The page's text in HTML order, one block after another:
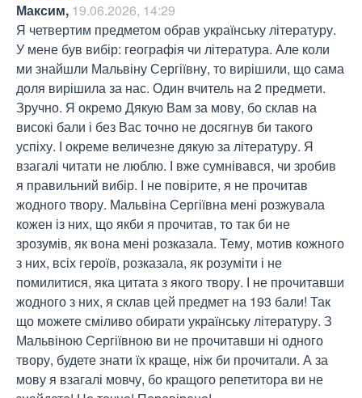
Максим, 19.06.2026, 14:29
Я четвертим предметом обрав українську літературу.
У мене був вибір: географія чи література. Але коли
ми знайшли Мальвіну Сергіївну, то вирішили, що сама
доля вирішила за нас. Один вчитель на 2 предмети.
Зручно. Я окремо Дякую Вам за мову, бо склав на
високі бали і без Вас точно не досягнув би такого
успіху. І окреме величезне дякую за літературу. Я
взагалі читати не люблю. І вже сумнівався, чи зробив
я правильний вибір. І не повірите, я не прочитав
жодного твору. Мальвіна Сергіївна мені розжувала
кожен із них, що якби я прочитав, то так би не
зрозумів, як вона мені розказала. Тему, мотив кожного
з них, всіх героїв, розказала, як розуміти і не
помилитися, яка цитата з якого твору. І не прочитавши
жодного з них, я склав цей предмет на 193 бали! Так
що можете сміливо обирати українську літературу. З
Мальвіною Сергіївною ви не прочитавши ні одного
твору, будете знати їх краще, ніж би прочитали. А за
мову я взагалі мовчу, бо кращого репетитора ви не